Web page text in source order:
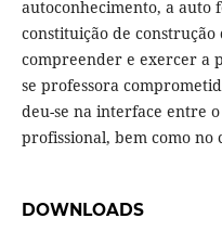
autoconhecimento, a auto
constituição de
compreender e exercer a
se professora
deu-se na interface entre
profissional, bem como no
DOWNLOADS